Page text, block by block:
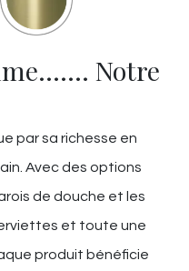
Notre
par sa richesse en
Avec des options
de douche et les
et toute une
produit bénéficie